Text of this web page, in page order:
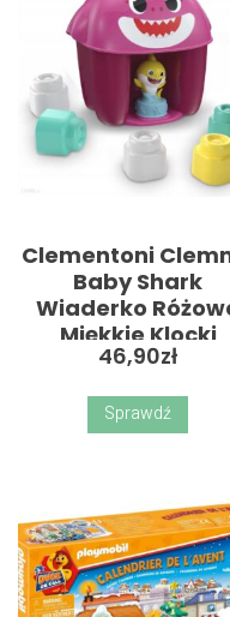
Clementoni
Baby Shark
Wiaderko
Miękkie Klocki
46,90zł
Sprawdź